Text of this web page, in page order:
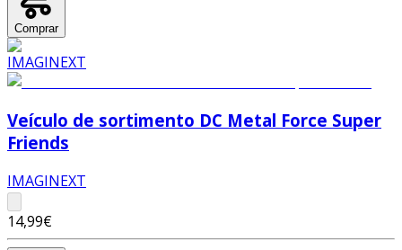
Comprar
Veículo de sortimento DC Metal Force Super
Friends
IMAGINEXT
14,99€